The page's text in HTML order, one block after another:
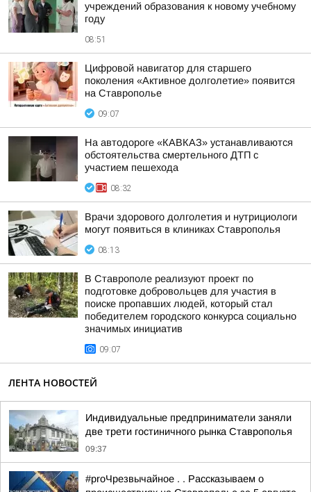
учреждений образования к новому учебному
году
08:51
Цифровой навигатор для старшего
поколения «Активное долголетие» появится
на Ставрополье
09:07
На автодороге «КАВКАЗ» устанавливаются
обстоятельства смертельного ДТП с
участием пешехода
08:32
Врачи здорового долголетия и нутрициологи
могут появиться в клиниках Ставрополья
08:13
В Ставрополе реализуют проект по
подготовке добровольцев для участия в
поиске пропавших людей, который стал
победителем городского конкурса социально
значимых инициатив
09:07
ЛЕНТА НОВОСТЕЙ
Индивидуальные предприниматели заняли
две трети гостиничного рынка Ставрополья
09:37
#proЧрезвычайное . . Рассказываем о